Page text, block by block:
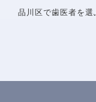
品川区で歯医者を